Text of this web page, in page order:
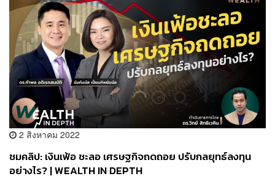
2 สิงหาคม 2022
ชมคลิป: เงินเฟ้อ ชะลอ เศรษฐกิจถดถอย ปรับกลยุทธ์​ลงทุน
อย่างไร? | WEALTH IN DEPTH